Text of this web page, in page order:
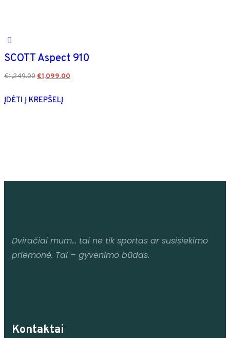
SCOTT Aspect 910
€1,249.00€1,099.00
ĮDĖTI Į KREPŠELĮ
Dviračiai mum… tai ne tik sportas ar susisiekimo
priemonė. Tai – gyvenimo būdas.
Kontaktai